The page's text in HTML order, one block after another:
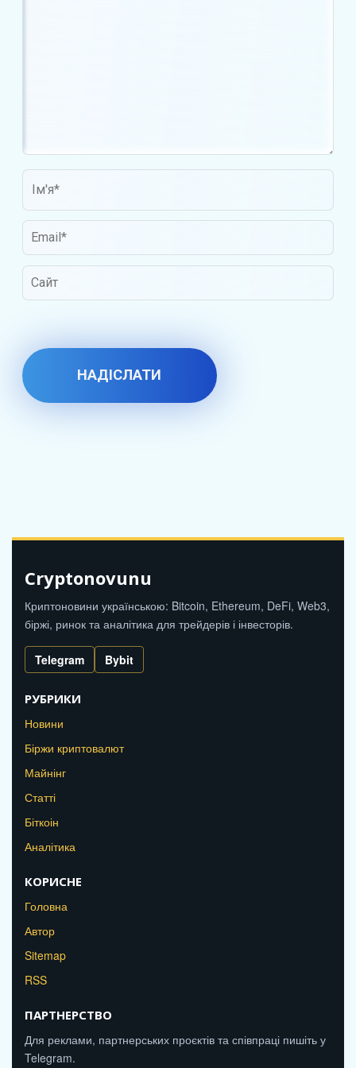
Cryptonovunu
Криптоновини українською: Bitcoin, Ethereum, DeFi, Web3,
біржі, ринок та аналітика для трейдерів і інвесторів.
Telegram Bybit
РУБРИКИ
Новини
Біржи криптовалют
Майнінг
Статті
Біткоін
Аналітика
КОРИСНЕ
Головна
Автор
Sitemap
RSS
ПАРТНЕРСТВО
Для реклами, партнерських проєктів та співпраці пишіть у
Telegram.